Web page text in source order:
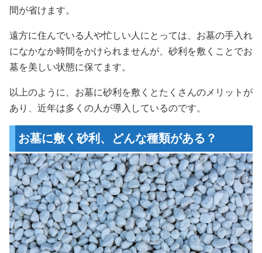
間が省けます。
遠方に住んでいる人や忙しい人にとっては、お墓の手入れ
になかなか時間をかけられませんが、砂利を敷くことでお
墓を美しい状態に保てます。
以上のように、お墓に砂利を敷くとたくさんのメリットが
あり、近年は多くの人が導入しているのです。
お墓に敷く砂利、どんな種類がある？